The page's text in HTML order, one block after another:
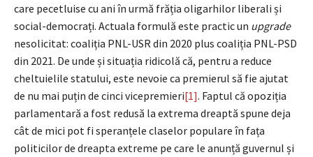
care pecetluise cu ani în urmă frăția oligarhilor liberali și
social-democrați. Actuala formulă este practic un upgrade
nesolicitat: coaliția PNL-USR din 2020 plus coaliția PNL-PSD
din 2021. De unde și situația ridicolă că, pentru a reduce
cheltuielile statului, este nevoie ca premierul să fie ajutat
de nu mai puțin de cinci vicepremieri[1]. Faptul că opoziția
parlamentară a fost redusă la extrema dreaptă spune deja
cât de mici pot fi speranțele claselor populare în fața
politicilor de dreapta extreme pe care le anunță guvernul și